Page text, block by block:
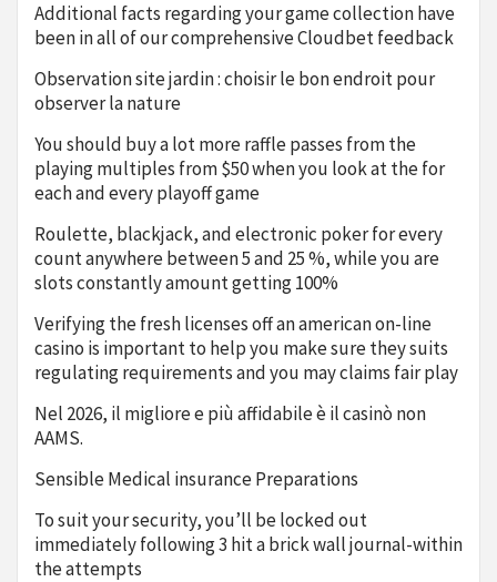
Additional facts regarding your game collection have
been in all of our comprehensive Cloudbet feedback
Observation site jardin : choisir le bon endroit pour
observer la nature
You should buy a lot more raffle passes from the
playing multiples from $50 when you look at the for
each and every playoff game
Roulette, blackjack, and electronic poker for every
count anywhere between 5 and 25 %, while you are
slots constantly amount getting 100%
Verifying the fresh licenses off an american on-line
casino is important to help you make sure they suits
regulating requirements and you may claims fair play
Nel 2026, il migliore e più affidabile è il casinò non
AAMS.
Sensible Medical insurance Preparations
To suit your security, you’ll be locked out
immediately following 3 hit a brick wall journal-within
the attempts